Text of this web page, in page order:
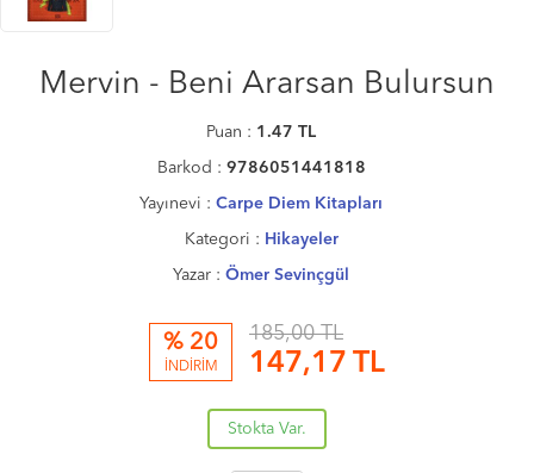
Mervin - Beni Ararsan Bulursun
Puan : 1.47 TL
Barkod : 9786051441818
Yayınevi : Carpe Diem Kitapları
Kategori : Hikayeler
Yazar : Ömer Sevinçgül
% 20
İNDİRİM
185,00 TL
147,17 TL
Stokta Var.